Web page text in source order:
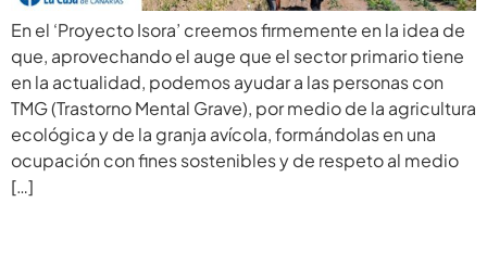
En el ‘Proyecto Isora’ creemos firmemente en la idea de
que, aprovechando el auge que el sector primario tiene
en la actualidad, podemos ayudar a las personas con
TMG (Trastorno Mental Grave), por medio de la agricultura
ecológica y de la granja avícola, formándolas en una
ocupación con fines sostenibles y de respeto al medio
[…]